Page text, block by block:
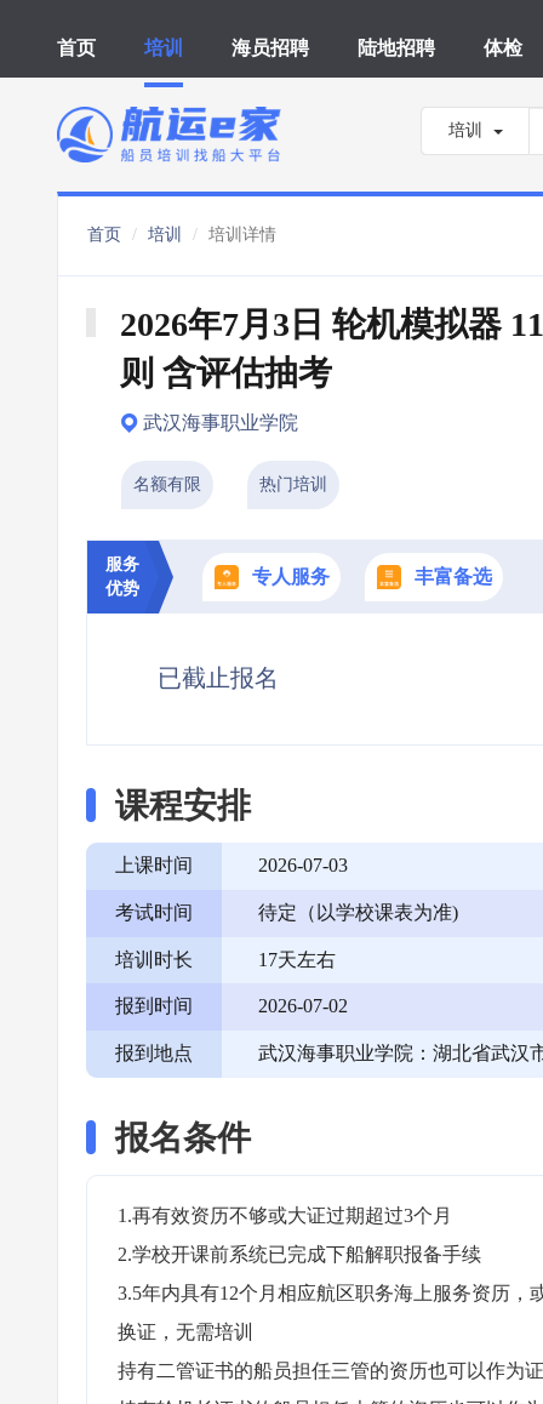
首页 培训 海员招聘 陆地招聘 体检
培训
首页 培训 培训详情
2026年7月3日 轮机模拟器
则 含评估抽考
武汉海事职业学院
名额有限 热门培训
服务
优势
专人服务 丰富备选
已截止报名
课程安排
上课时间 2026-07-03
考试时间 待定（以学校课表为准)
培训时长 17天左右
报到时间 2026-07-02
报到地点 武汉海事职业学院：湖北省武汉
报名条件
1.再有效资历不够或大证过期超过3个月
2.学校开课前系统已完成下船解职报备手续
3.5年内具有12个月相应航区职务海上服务资历
换证，无需培训
持有二管证书的船员担任三管的资历也可以作为